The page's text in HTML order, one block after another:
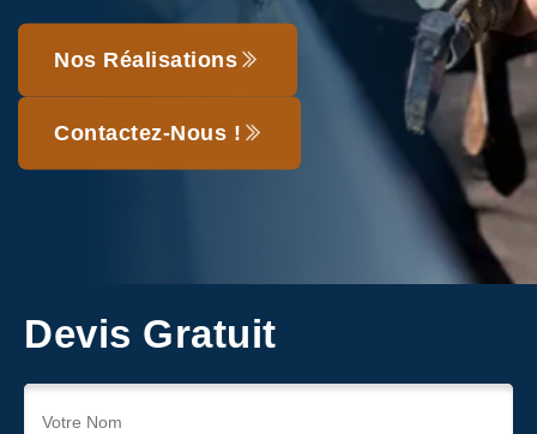
Nos Réalisations
Contactez-Nous !
Devis Gratuit